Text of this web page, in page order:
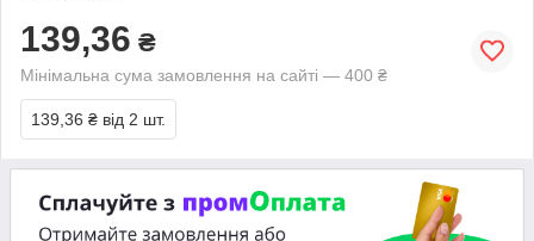
139,36 ₴
Мінімальна сума замовлення на сайті — 400 ₴
139,36 ₴ від 2 шт.